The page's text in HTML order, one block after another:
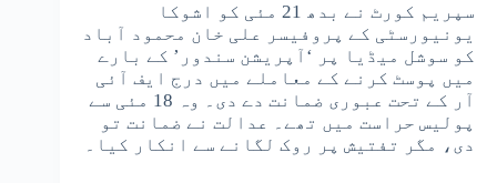
سپریم کورٹ نے بدھ 21 مئی کو اشوکا
یونیورسٹی کے پروفیسر علی خان محمود آباد
کو سوشل میڈیا پر ‘آپریشن سندور’ کے بارے
میں پوسٹ کرنے کے معاملے میں درج ایف آئی
آر کے تحت عبوری ضمانت دے دی۔ وہ 18 مئی سے
پولیس حراست میں تھے۔ عدالت نے ضمانت تو
دی، مگر تفتیش پر روک لگانے سے انکار کیا۔